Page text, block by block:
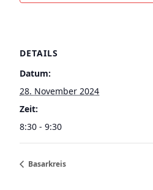
DETAILS
Datum:
28. November 2024
Zeit:
8:30 - 9:30
Basarkreis